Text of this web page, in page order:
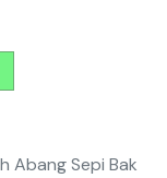
Abang Sepi Bak